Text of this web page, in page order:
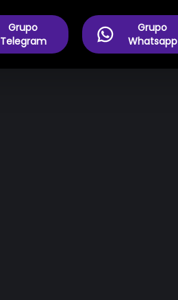
Grupo
Telegram
Grupo
Whatsapp